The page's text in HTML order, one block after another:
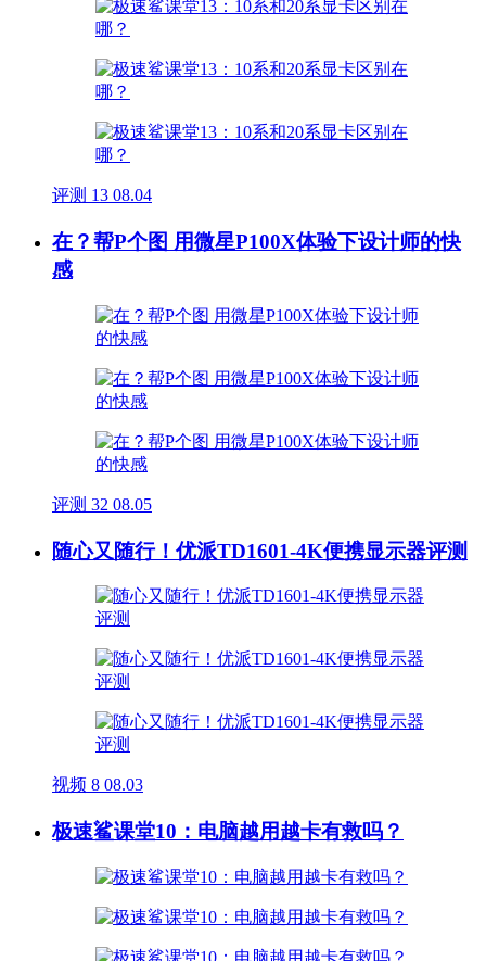
评测 13 08.04
在？帮P个图 用微星P100X体验下设计师的快
感
评测 32 08.05
随心又随行！优派TD1601-4K便携显示器评测
视频 8 08.03
极速鲨课堂10：电脑越用越卡有救吗？